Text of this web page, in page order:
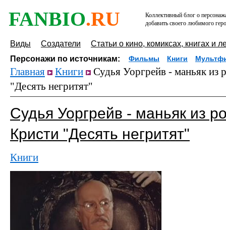
FANBIO.RU
Коллективный блог о
добавить своего любимого
Виды Создатели
Статьи о кино, комиксах, книгах и
Персонажи по источникам:
Фильмы Книги
Главная Книги
Судья Уоргрейв - маньяк из
"Десять негритят"
Судья Уоргрейв - маньяк из
Кристи "Десять негритят"
Книги